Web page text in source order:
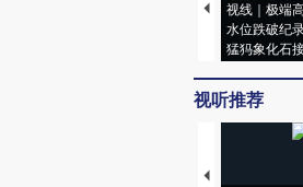
视线｜极端
水位跌破纪
猛犸象化石
视听推荐